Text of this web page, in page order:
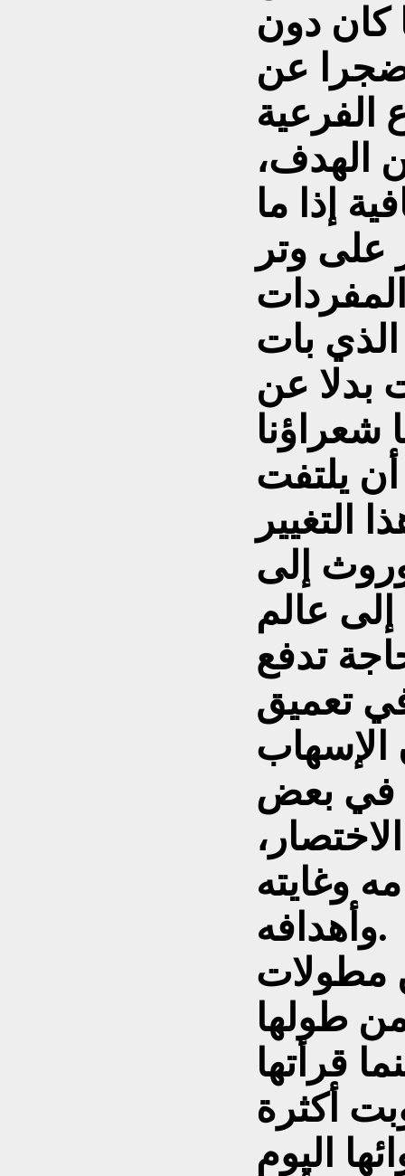
كان دون
عن
الفرعية
الهدف،
إذا ما
وتر
بات
بدلا عن
شعراؤنا
يلتفت
التغيير
إلى
إلى عالم
تدفع
في تعميق
الإسهاب
في بعض
وغايته
وأهدافه.
مطولات
طولها
قرأتها
أكثرة
اليوم